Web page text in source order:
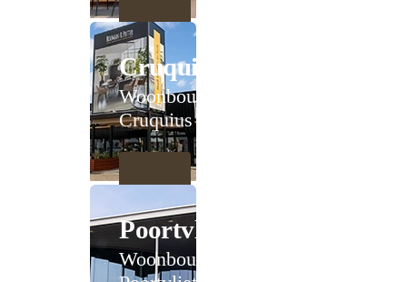
Cruquius
Woonboulevard
Cruquius
Poortvliet
Woonboulevard